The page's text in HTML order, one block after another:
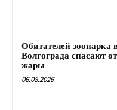
Обитателей зоопарка
Волгограда спасают
жары
06.08.2026